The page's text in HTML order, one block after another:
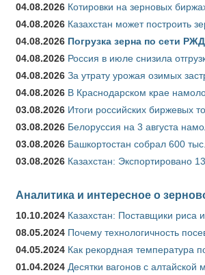
04.08.2026 Котировки на зерновых
04.08.2026 Казахстан может построить
04.08.2026 Погрузка зерна по сети
04.08.2026 Россия в июле снизила
04.08.2026 За утрату урожая озимых
04.08.2026 В Краснодарском крае
03.08.2026 Итоги российских биржевых
03.08.2026 Белоруссия на 3 августа
03.08.2026 Башкортостан собрал 600
03.08.2026 Казахстан: Экспортировано
Аналитика и интересное о
10.10.2024 Казахстан: Поставщики риса
08.05.2024 Почему технологичность
04.05.2024 Как рекордная температура
01.04.2024 Десятки вагонов с